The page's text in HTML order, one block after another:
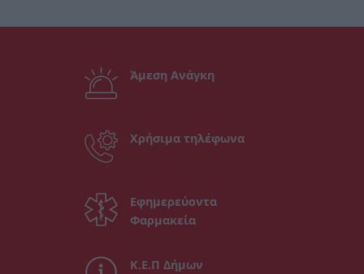
Άμεση Ανάγκη
Χρήσιμα τηλέφωνα
Εφημερεύοντα
Φαρμακεία
Κ.Ε.Π Δήμων